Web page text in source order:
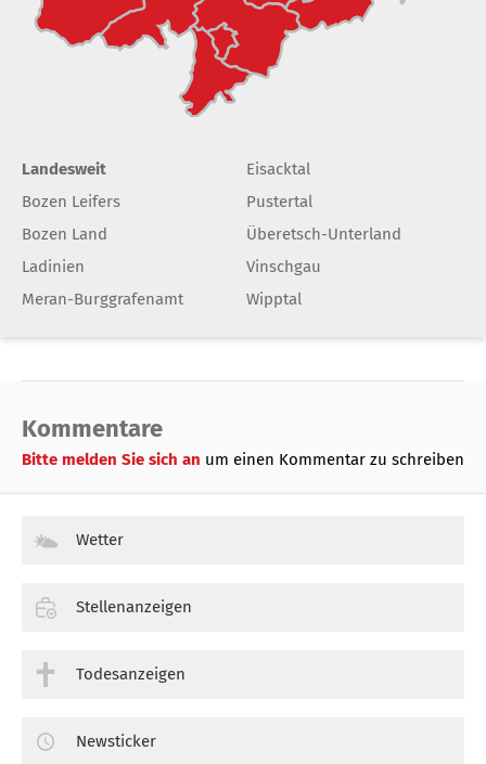
Landesweit
Bozen Leifers
Bozen Land
Ladinien
Meran-Burggrafenamt
Eisacktal
Pustertal
Überetsch-Unterland
Vinschgau
Wipptal
Kommentare
Bitte melden Sie sich an um einen Kommentar zu schreiben
Wetter
Stellenanzeigen
Todesanzeigen
Newsticker